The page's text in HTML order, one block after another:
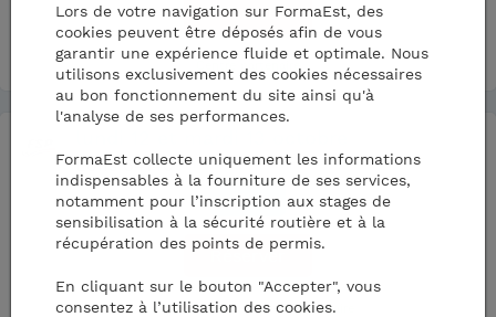
Réserver
Centre partenaire
Lons 64140
213€
Réserver
Le moins cher Centre partenaire
Lors de votre navigation sur FormaEst, des
cookies peuvent être déposés afin de vous
garantir une expérience fluide et optimale. Nous
utilisons exclusivement des cookies nécessaires
au bon fonctionnement du site ainsi qu'à
l'analyse de ses performances.
FormaEst collecte uniquement les informations
indispensables à la fourniture de ses services,
notamment pour l’inscription aux stages de
sensibilisation à la sécurité routière et à la
récupération des points de permis.
En cliquant sur le bouton "Accepter", vous
consentez à l’utilisation des cookies.